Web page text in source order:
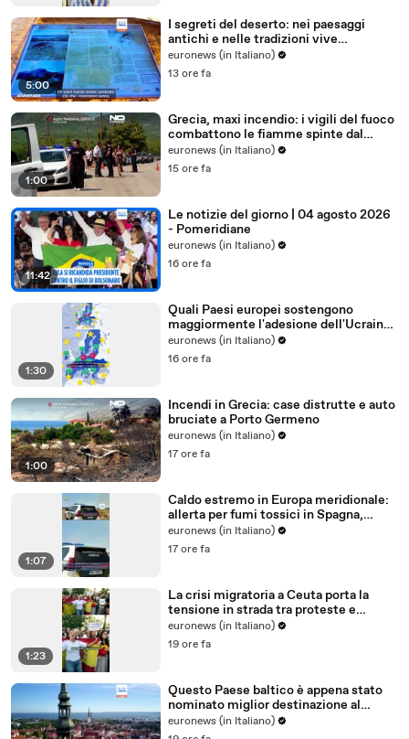
5:00
I segreti del deserto: nei paesaggi
antichi e nelle tradizioni vive
dell'Uzbekistan
euronews (in Italiano)
13 ore fa
1:00
Grecia, maxi incendio: i vigili del fuoco
combattono le fiamme spinte dal
vento
euronews (in Italiano)
15 ore fa
11:42
Le notizie del giorno | 04 agosto 2026
- Pomeridiane
euronews (in Italiano)
16 ore fa
1:30
Quali Paesi europei sostengono
maggiormente l'adesione dell'Ucraina
all'Ue?
euronews (in Italiano)
16 ore fa
1:00
Incendi in Grecia: case distrutte e auto
bruciate a Porto Germeno
euronews (in Italiano)
17 ore fa
1:07
Caldo estremo in Europa meridionale:
allerta per fumi tossici in Spagna,
Francia ferma reattori
euronews (in Italiano)
17 ore fa
1:23
La crisi migratoria a Ceuta porta la
tensione in strada tra proteste e
critiche al governo
euronews (in Italiano)
19 ore fa
Questo Paese baltico è appena stato
nominato miglior destinazione al
mondo per trasferirsi nel 2026
euronews (in Italiano)